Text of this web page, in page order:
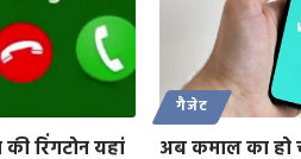
रिंगटोन यहां
गैजेट
अब कमाल का हो